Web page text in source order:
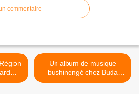
commentaire
Un album de musique
bushinengé chez Buda
Musique >